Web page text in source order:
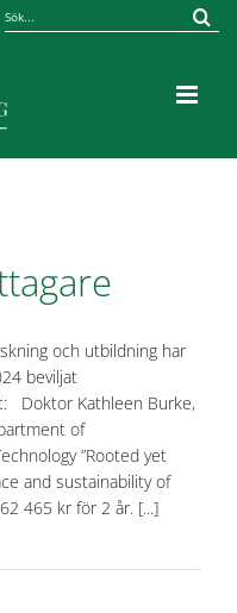
Sök
och utbildning har
beviljat
Doktor Kathleen Burke,
of
”Rooted yet
and sustainability of
465 kr för 2 år. [...]